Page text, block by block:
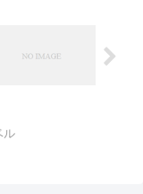
ル